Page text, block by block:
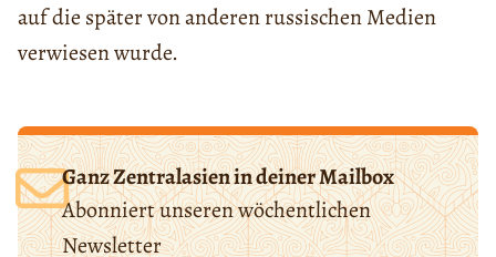
auf die später von anderen russischen Medien
verwiesen wurde.
Ganz Zentralasien in deiner Mailbox
Abonniert unseren wöchentlichen
Newsletter